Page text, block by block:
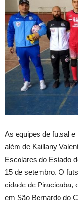
As equipes de futsal e
além de Kaillany
Escolares do Estado
15 de setembro. O
cidade de Piracicaba,
em São Bernardo do